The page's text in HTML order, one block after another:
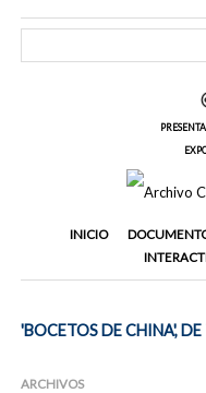
INICIO
'BOCETOS DE CHINA',
ARCHIVOS